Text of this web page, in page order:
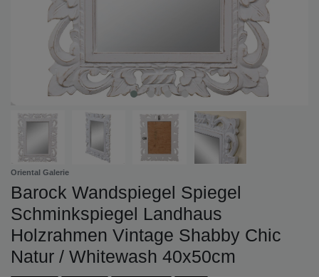
Oriental Galerie
Barock Wandspiegel Spiegel
Schminkspiegel Landhaus
Holzrahmen Vintage Shabby Chic
Natur / Whitewash 40x50cm